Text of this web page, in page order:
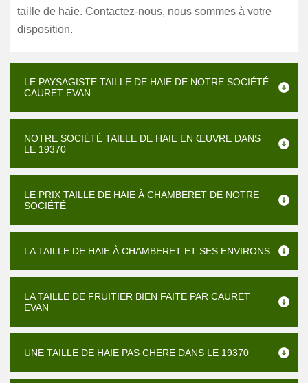
taille de haie. Contactez-nous, nous sommes à votre
disposition.
LE PAYSAGISTE TAILLE DE HAIE DE NOTRE SOCIÉTÉ
CAURET EVAN
NOTRE SOCIÉTÉ TAILLE DE HAIE EN ŒUVRE DANS
LE 19370
LE PRIX TAILLE DE HAIE À CHAMBERET DE NOTRE
SOCIÉTÉ
LA TAILLE DE HAIE À CHAMBERET ET SES ENVIRONS
LA TAILLE DE FRUITIER BIEN FAITE PAR CAURET
EVAN
UNE TAILLE DE HAIE PAS CHERE DANS LE 19370